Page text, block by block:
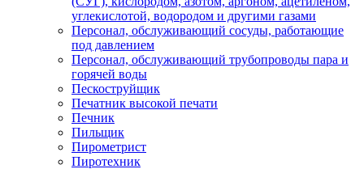
углекислотой, водородом и другими газами
Персонал, обслуживающий сосуды, работающие
под давлением
Персонал, обслуживающий трубопроводы пара и
горячей воды
Пескоструйщик
Печатник высокой печати
Печник
Пильщик
Пирометрист
Пиротехник